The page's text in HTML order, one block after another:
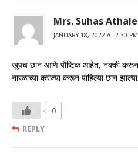
Mrs. Suhas Athale
JANUARY 18, 2022 AT 2:30 PM
खूपच छान आणि पौष्टिक आहेत, नक्की करून
नारळाच्या करंज्या करून पाहिल्या छान
0
REPLY